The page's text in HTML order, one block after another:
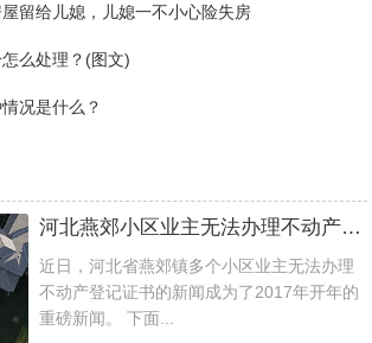
留给儿媳，儿媳一不小心险失房
么处理？(图文)
况是什么？
河北燕郊小区业主无法办理不动产登记，业主该如何维权
近日，河北省燕郊镇多个小区业主无法办理
不动产登记证书的新闻成为了2017年开年的
重磅新闻。 下面...